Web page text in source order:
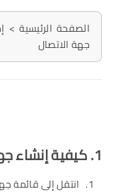
الصفحة الرئيسية >
جهة الاتصال
1. كيفية إنشاء جهة اتصال
انتقل إلى قائمة